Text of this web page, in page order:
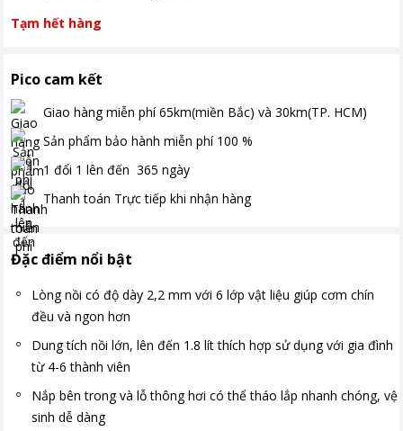
Tạm hết hàng
Pico cam kết
Giao hàng miễn phí 65km(miền Bắc) và 30km(TP. HCM)
Sản phẩm bảo hành miễn phí 100 %
1 đổi 1 lên đến 365 ngày
Thanh toán Trực tiếp khi nhận hàng
Đặc điểm nổi bật
Lòng nồi có độ dày 2,2 mm với 6 lớp vật liệu giúp cơm chín
đều và ngon hơn
Dung tích nồi lớn, lên đến 1.8 lít thích hợp sử dụng với gia đình
từ 4-6 thành viên
Nắp bên trong và lỗ thông hơi có thể tháo lắp nhanh chóng, vệ
sinh dễ dàng